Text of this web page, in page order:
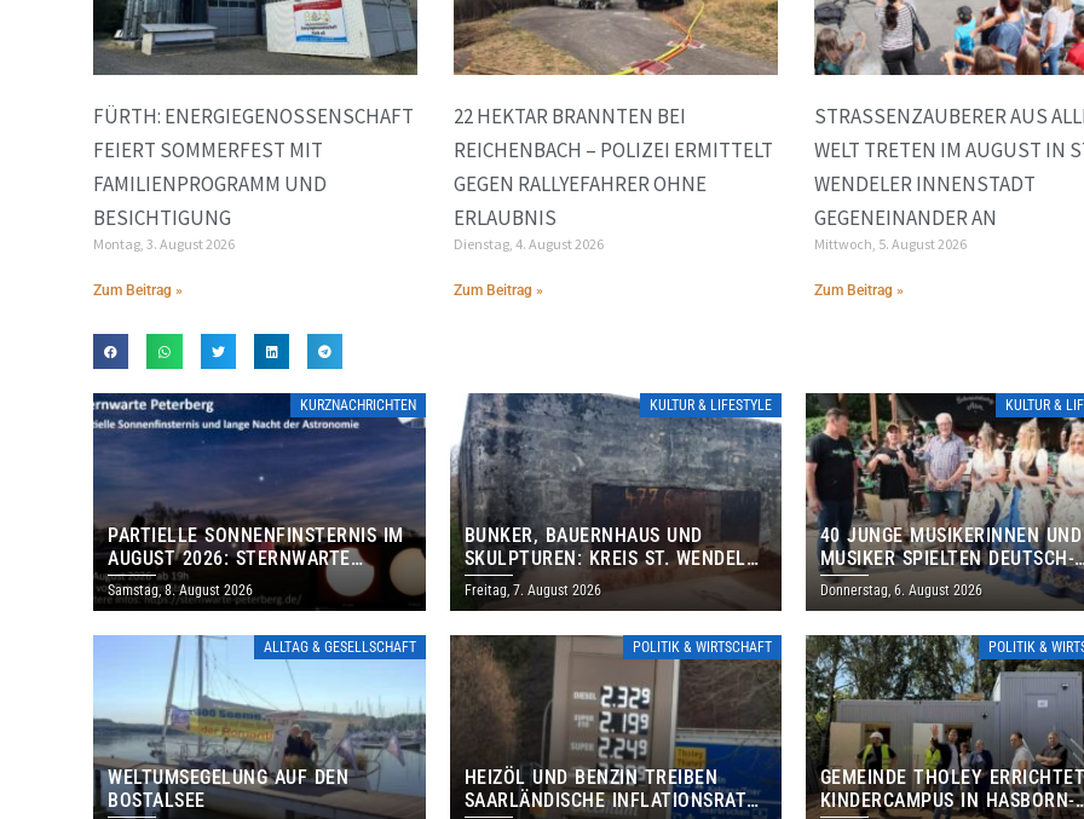
FÜRTH: ENERGIEGENOSSENSCHAFT
FEIERT SOMMERFEST MIT
FAMILIENPROGRAMM UND
BESICHTIGUNG
Montag, 3. August 2026
Zum Beitrag »
22 HEKTAR BRANNTEN BEI
REICHENBACH – POLIZEI ERMITTELT
GEGEN RALLYEFAHRER OHNE
ERLAUBNIS
Dienstag, 4. August 2026
Zum Beitrag »
STRASSENZAUBERER AUS
ELT TRETEN IM AUGUST IN ST.
ENDELER INNENSTADT G
EGENEINANDER AN
Mittwoch, 5. August 2026
Zum Beitrag »
KURZNACHRICHTEN
PARTIELLE SONNENFINSTERNIS IM
AUGUST 2026: STERNWARTE
PETERBERG ÖFFNET KOSTENLOS
IHRE TORE
Samstag, 8. August 2026
KULTUR & LIFESTYLE
BUNKER, BAUERNHAUS UND
SKULPTUREN: KREIS ST. WENDEL
LÄDT ZUM TAG DES OFFENEN
DENKMALS EIN
Freitag, 7. August 2026
KULTUR &
40 JUNGE MUSIKERINNEN UND
MUSIKER SPIELTEN DEUTSCH-
BRASILIANISCHES
THOLEY
Donnerstag, 6. August 2026
ALLTAG & GESELLSCHAFT
WELTUMSEGELUNG AUF DEN
BOSTALSEE
POLITIK & WIRTSCHAFT
HEIZÖL UND BENZIN TREIBEN
SAARLÄNDISCHE INFLATIONSRATE
POLITIK &
GEMEINDE THOLEY
KINDERCAMPUS IN HASBORN-